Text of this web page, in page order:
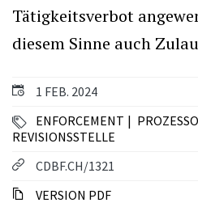
1 FEB. 2024
ENFORCEMENT
REVISIONSSTELLE
CDBF.CH/1321
VERSION PDF
Tätigkeitsverbot
diesem Sinne auch